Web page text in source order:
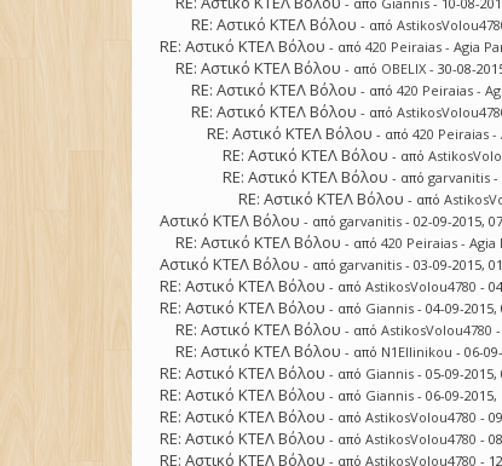
RE: Αστικό ΚΤΕΛ Βόλου - από
RE: Αστικό ΚΤΕΛ Βόλου - από420 Peiraias - Agia
RE: Αστικό ΚΤΕΛ Βόλου - από OBELIX - 30-08-
RE: Αστικό ΚΤΕΛ Βόλου - από420 Peiraias -
RE: Αστικό ΚΤΕΛ Βόλου - από
RE: Αστικό ΚΤΕΛ Βόλου - από420 Peiraias -
RE: Αστικό ΚΤΕΛ Βόλου - από
RE: Αστικό ΚΤΕΛ Βόλου - απόgarvanitis -
RE: Αστικό ΚΤΕΛ Βόλου - από
Αστικό ΚΤΕΛ Βόλου - απόgarvanitis - 02-09-2015,
RE: Αστικό ΚΤΕΛ Βόλου - από420 Peiraias - Agia
Αστικό ΚΤΕΛ Βόλου - απόgarvanitis - 03-09-2015,
RE: Αστικό ΚΤΕΛ Βόλου - απόAstikosVolou4780 -
RE: Αστικό ΚΤΕΛ Βόλου - από Giannis - 04-09-2015,
RE: Αστικό ΚΤΕΛ Βόλου - απόAstikosVolou4780
RE: Αστικό ΚΤΕΛ Βόλου - από N1Ellinikou - 06-
RE: Αστικό ΚΤΕΛ Βόλου - από Giannis - 05-09-2015,
RE: Αστικό ΚΤΕΛ Βόλου - από Giannis - 06-09-2015,
RE: Αστικό ΚΤΕΛ Βόλου - απόAstikosVolou4780 -
RE: Αστικό ΚΤΕΛ Βόλου - απόAstikosVolou4780 -
RE: Αστικό ΚΤΕΛ Βόλου - απόAstikosVolou4780 -